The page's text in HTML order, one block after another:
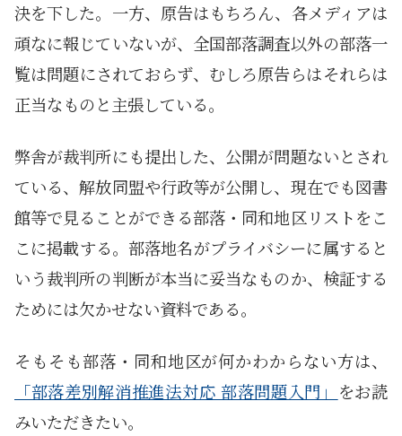
決を下した。一方、原告はもちろん、各メディアは
頑なに報じていないが、全国部落調査以外の部落一
覧は問題にされておらず、むしろ原告らはそれらは
正当なものと主張している。
弊舎が裁判所にも提出した、公開が問題ないとされ
ている、解放同盟や行政等が公開し、現在でも図書
館等で見ることができる部落・同和地区リストをこ
こに掲載する。部落地名がプライバシーに属すると
いう裁判所の判断が本当に妥当なものか、検証する
ためには欠かせない資料である。
そもそも部落・同和地区が何かわからない方は、
「部落差別解消推進法対応 部落問題入門」 をお読
みいただきたい。